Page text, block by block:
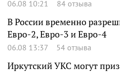
06.08 10:21 84 отзыва
В России временно
Евро-2, Евро-3 и Евро-4
06.08 13:37 54 отзыва
Иркутский УКС могут